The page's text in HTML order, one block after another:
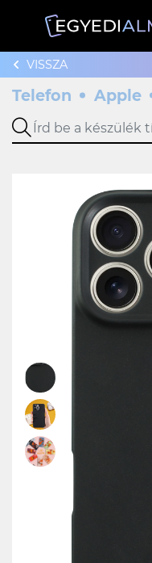
VISSZA
Telefon Apple